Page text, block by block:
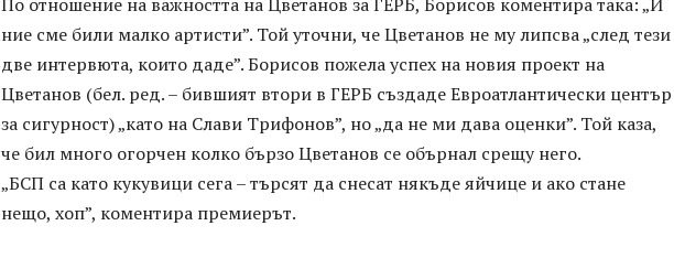
ние сме били малко артисти”. Той уточни, че Цветанов не му липсва „след тези
две интервюта, които даде”. Борисов пожела успех на новия проект на
Цветанов (бел. ред. – бившият втори в ГЕРБ създаде Евроатлантически център
за сигурност) „като на Слави Трифонов”, но „да не ми дава оценки”. Той каза,
че бил много огорчен колко бързо Цветанов се обърнал срещу него.
„БСП са като кукувици сега – търсят да снесат някъде яйчице и ако стане
нещо, хоп”, коментира премиерът.